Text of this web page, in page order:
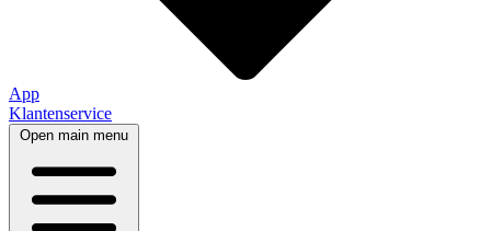
App
Klantenservice
Open main menu